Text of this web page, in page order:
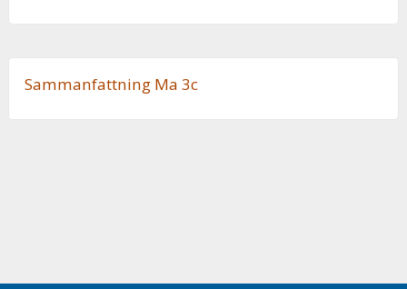
Sam­man­fatt­ning Ma 3c